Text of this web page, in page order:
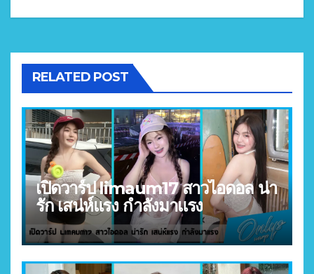
RELATED POST
เปิดวาร์ป limaum17 สาวไอดอล น่า
รัก เสน่ห์แรง กำลังมาแรง